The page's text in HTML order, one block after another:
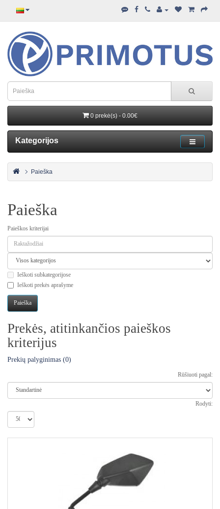
0 prekė(s) - 0.00€
Kategorijos
Paieška
Paieška
Paieškos kriterijai
Ieškoti subkategorijose
Ieškoti prekės aprašyme
Prekės, atitinkančios paieškos
kriterijus
Prekių palyginimas (0)
Rūšiuoti pagal:
Rodyti: